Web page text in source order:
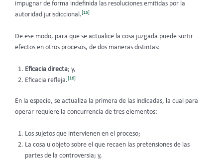
impugnar de forma indefinida las resoluciones emitidas por la
autoridad jurisdiccional.[15]
De ese modo, para que se actualice la cosa juzgada puede surtir
efectos en otros procesos, de dos maneras distintas:
Eficacia directa; y,
Eficacia refleja.[16]
En la especie, se actualiza la primera de las indicadas, la cual para
operar requiere la concurrencia de tres elementos:
Los sujetos que intervienen en el proceso;
La cosa u objeto sobre el que recaen las pretensiones de las
partes de la controversia; y,